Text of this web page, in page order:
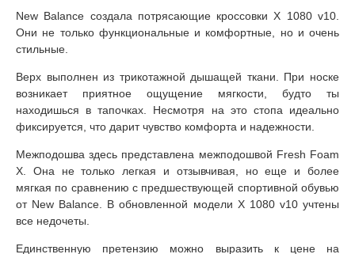
New Balance создала потрясающие кроссовки X 1080 v10.
Они не только функциональные и комфортные, но и очень
стильные.
Верх выполнен из трикотажной дышащей ткани. При носке
возникает приятное ощущение мягкости, будто ты
находишься в тапочках. Несмотря на это стопа идеально
фиксируется, что дарит чувство комфорта и надежности.
Межподошва здесь представлена межподошвой Fresh Foam
X. Она не только легкая и отзывчивая, но еще и более
мягкая по сравнению с предшествующей спортивной обувью
от New Balance. В обновленной модели X 1080 v10 учтены
все недочеты.
Единственную претензию можно выразить к цене на